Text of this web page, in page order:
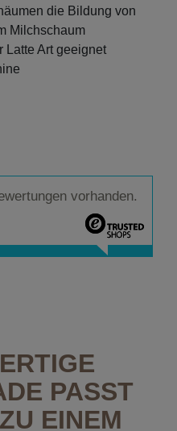
die Bildung von
Milchschaum
Latte Art geeignet
vorhanden.
PASST
EINEM